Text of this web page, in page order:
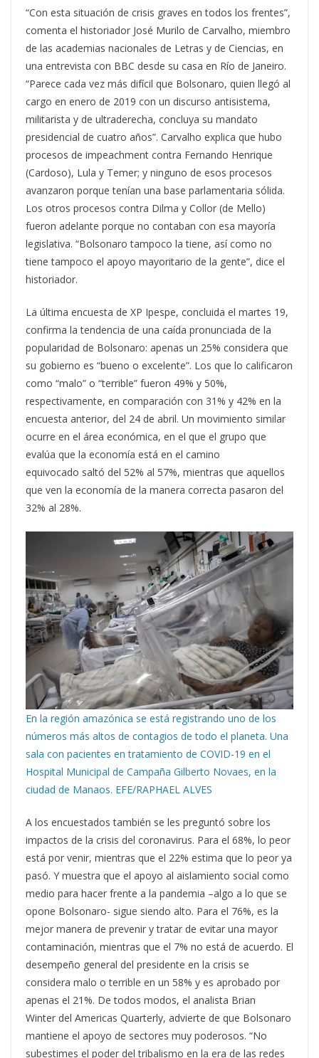
“Con esta situación de crisis graves en todos los frentes”,
comenta el historiador José Murilo de Carvalho, miembro
de las academias nacionales de Letras y de Ciencias, en
una entrevista con BBC desde su casa en Río de Janeiro.
“Parece cada vez más difícil que Bolsonaro, quien llegó al
cargo en enero de 2019 con un discurso antisistema,
militarista y de ultraderecha, concluya su mandato
presidencial de cuatro años”. Carvalho explica que hubo
procesos de impeachment contra Fernando Henrique
(Cardoso), Lula y Temer; y ninguno de esos procesos
avanzaron porque tenían una base parlamentaria sólida.
Los otros procesos contra Dilma y Collor (de Mello)
fueron adelante porque no contaban con esa mayoría
legislativa. “Bolsonaro tampoco la tiene, así como no
tiene tampoco el apoyo mayoritario de la gente”, dice el
historiador.
La última encuesta de XP Ipespe, concluida el martes 19,
confirma la tendencia de una caída pronunciada de la
popularidad de Bolsonaro: apenas un 25% considera que
su gobierno es “bueno o excelente”. Los que lo calificaron
como “malo” o “terrible” fueron 49% y 50%,
respectivamente, en comparación con 31% y 42% en la
encuesta anterior, del 24 de abril. Un movimiento similar
ocurre en el área económica, en el que el grupo que
evalúa que la economía está en el camino
equivocado saltó del 52% al 57%, mientras que aquellos
que ven la economía de la manera correcta pasaron del
32% al 28%.
En la región amazónica se está registrando uno de los
números más altos de contagios de todo el planeta. Una
sala con pacientes en tratamiento de COVID-19 en el
Hospital Municipal de Campaña Gilberto Novaes, en la
ciudad de Manaos. EFE/RAPHAEL ALVES
A los encuestados también se les preguntó sobre los
impactos de la crisis del coronavirus. Para el 68%, lo peor
está por venir, mientras que el 22% estima que lo peor ya
pasó. Y muestra que el apoyo al aislamiento social como
medio para hacer frente a la pandemia –algo a lo que se
opone Bolsonaro- sigue siendo alto. Para el 76%, es la
mejor manera de prevenir y tratar de evitar una mayor
contaminación, mientras que el 7% no está de acuerdo. El
desempeño general del presidente en la crisis se
considera malo o terrible en un 58% y es aprobado por
apenas el 21%. De todos modos, el analista Brian
Winter del Americas Quarterly, advierte de que Bolsonaro
mantiene el apoyo de sectores muy poderosos. “No
subestimes el poder del tribalismo en la era de las redes